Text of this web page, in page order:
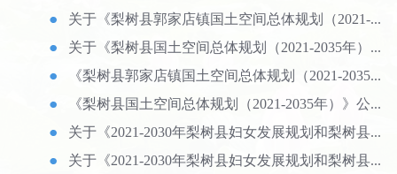
关于《梨树县郭家店镇国土空间总体规划（2021-...
关于《梨树县国土空间总体规划（2021-2035年）...
《梨树县郭家店镇国土空间总体规划（2021-2035...
《梨树县国土空间总体规划（2021-2035年）》公...
关于《2021-2030年梨树县妇女发展规划和梨树县...
关于《2021-2030年梨树县妇女发展规划和梨树县...